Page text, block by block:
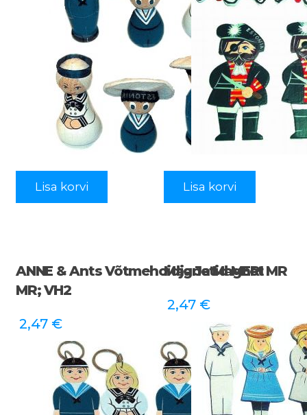
Lisa korvi Lisa korvi
ANNE & Ants Võtmehoidja Ja Magnet
MR; VH2
2,47 €
Magnetid MERI MR
2,47 €